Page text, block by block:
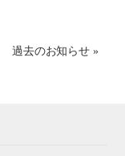
過去のお知らせ »